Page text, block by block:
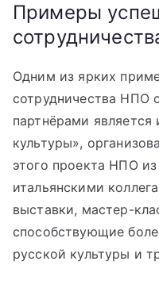
Примеры
Одним из ярких
сотрудничества НПО
партнёрами
культуры»,
этого проекта НПО
итальянскими
выставки, мастер-
способствующие
русской культуры и